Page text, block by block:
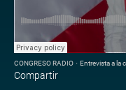
CONGRESO RADIO · Entrevista a la
Compartir